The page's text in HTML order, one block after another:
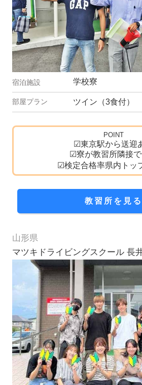
学校寮
ツイン（3食付）
POINT
☑東京駅から送迎
☑寮が教習所隣接で
☑検定合格率県内トッ
教習所を見る
山形県
マツキドライビングスクール 長